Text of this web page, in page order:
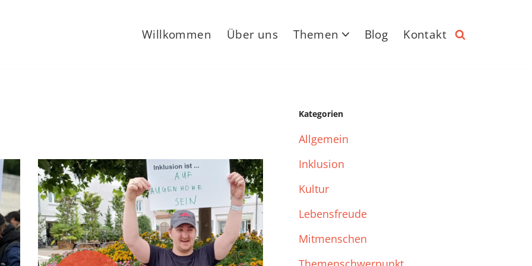
Willkommen Über uns Themen Blog Kontakt
Kategorien
Allgemein
Inklusion
Kultur
Lebensfreude
Mitmenschen